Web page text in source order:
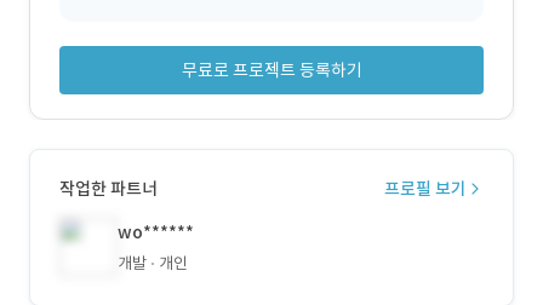
무료로 프로젝트 등록하기
작업한 파트너
프로필 보기
wo******
개발 개인